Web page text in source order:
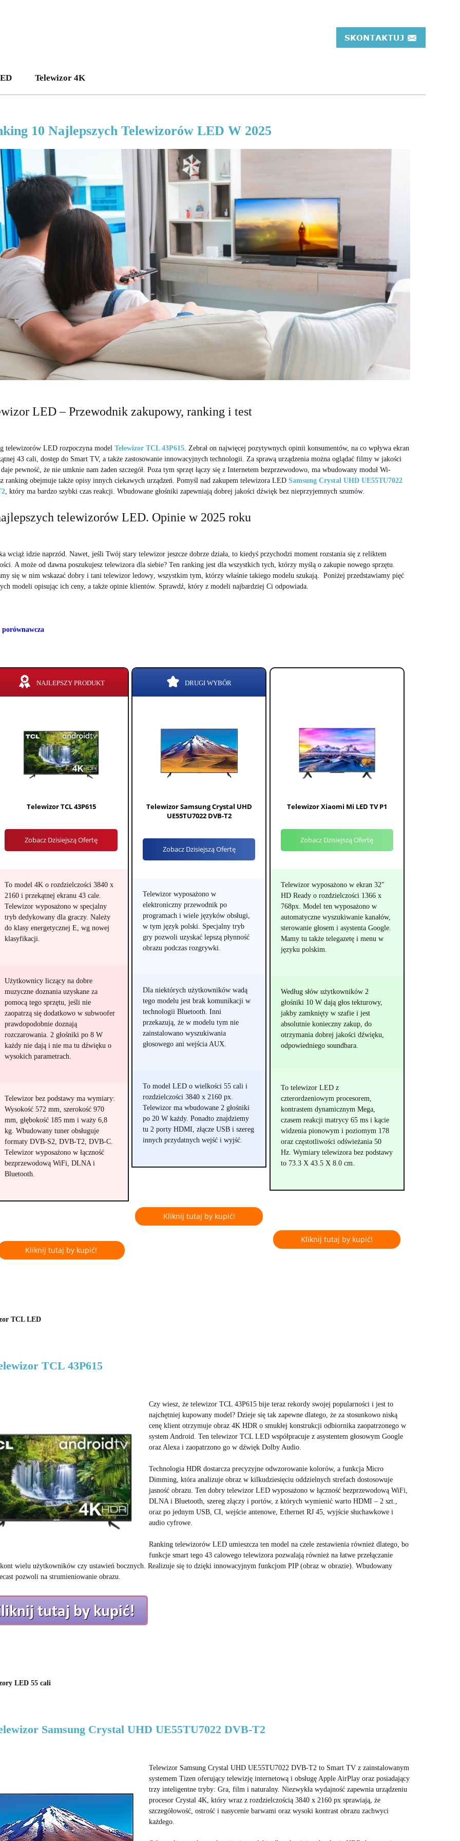
Telewizor 4K
10 Najlepszych Telewizorów LED W 2025
LED – Przewodnik zakupowy, ranking i test
telewizorów LED rozpoczyna model Telewizor TCL 43P615. Zebrał on najwięcej pozytywnych opinii konsumentów, na co wpływa ekran
43 cali, dostęp do Smart TV, a także zastosowanie innowacyjnych technologii. Za sprawą urządzenia można oglądać filmy w jakości
pewność, że nie umknie nam żaden szczegół. Poza tym sprzęt łączy się z Internetem bezprzewodowo, ma wbudowany moduł Wi-
ranking obejmuje także opisy innych ciekawych urządzeń. Pomyśl nad zakupem telewizora LED Samsung Crystal UHD UE55TU7022
, który ma bardzo szybki czas reakcji. Wbudowane głośniki zapewniają dobrej jakości dźwięk bez nieprzyjemnych szumów.
telewizorów LED. Opinie w 2025 roku
wciąż idzie naprzód. Nawet, jeśli Twój stary telewizor jeszcze dobrze działa, to kiedyś przychodzi moment rozstania się z reliktem
A może od dawna poszukujesz telewizora dla siebie? Ten ranking jest dla wszystkich tych, którzy myślą o zakupie nowego sprzętu.
się w nim wskazać dobry i tani telewizor ledowy, wszystkim tym, którzy właśnie takiego modelu szukają. Poniżej przedstawiamy pięć
modeli opisując ich ceny, a także opinie klientów. Sprawdź, który z modeli najbardziej Ci odpowiada.
porównawcza
NAJLEPSZY PRODUKT
Telewizor TCL 43P615
Zobacz Dzisiejszą Ofertę
To model 4K o rozdzielczości 3840 x
2160 i przekątnej ekranu 43 cale.
Telewizor wyposażono w specjalny
tryb dedykowany dla graczy. Należy
do klasy energetycznej E, wg nowej
klasyfikacji.
Użytkownicy liczący na dobre
muzyczne doznania uzyskane za
pomocą tego sprzętu, jeśli nie
zaopatrzą się dodatkowo w subwoofer
prawdopodobnie doznają
rozczarowania. 2 głośniki po 8 W
każdy nie dają i nie ma tu dźwięku o
wysokich parametrach.
Telewizor bez podstawy ma wymiary:
Wysokość 572 mm, szerokość 970
mm, głębokość 185 mm i waży 6,8
kg. Wbudowany tuner obsługuje
formaty DVB-S2, DVB-T2, DVB-C.
Telewizor wyposażono w łączność
bezprzewodową WiFi, DLNA i
Bluetooth.
Kliknij tutaj by kupić!
DRUGI WYBÓR
Telewizor Samsung Crystal UHD
UE55TU7022 DVB-T2
Zobacz Dzisiejszą Ofertę
Telewizor wyposażono w
elektroniczny przewodnik po
programach i wiele języków obsługi,
w tym język polski. Specjalny tryb
gry pozwoli uzyskać lepszą płynność
obrazu podczas rozgrywki.
Dla niektórych użytkowników wadą
tego modelu jest brak komunikacji w
technologii Bluetooth. Inni
przekazują, że w modelu tym nie
zainstalowano wyszukiwania
głosowego ani wejścia AUX.
To model LED o wielkości 55 cali i
rozdzielczości 3840 x 2160 px.
Telewizor ma wbudowane 2 głośniki
po 20 W każdy. Ponadto znajdziemy
tu 2 porty HDMI, złącze USB i szereg
innych przydatnych wejść i wyjść.
Kliknij tutaj by kupić!
Telewizor Xiaomi Mi LED TV P1
Zobacz Dzisiejszą Ofertę
Telewizor wyposażono w ekran 32"
HD Ready o rozdzielczości 1366 x
768px. Model ten wyposażono w
automatyczne wyszukiwanie kanałów,
sterowanie głosem i asystenta Google.
Mamy tu także telegazetę i menu w
języku polskim.
Według słów użytkowników 2
głośniki 10 W dają głos tekturowy,
jakby zamknięty w szafie i jest
absolutnie konieczny zakup, do
otrzymania dobrej jakości dźwięku,
odpowiedniego soundbara.
To telewizor LED z
czterordzeniowym procesorem,
kontrastem dynamicznym Mega,
czasem reakcji matrycy 65 ms i kącie
widzenia pionowym i poziomym 178
oraz częstotliwości odświeżania 50
Hz. Wymiary telewizora bez podstawy
to 73.3 X 43.5 X 8.0 cm.
Kliknij tutaj by kupić!
TCL LED
TCL 43P615
Czy wiesz, że telewizor TCL 43P615 bije teraz rekordy swojej popularności i jest to
najchętniej kupowany model? Dzieje się tak zapewne dlatego, że za stosunkowo niską
cenę klient otrzymuje obraz 4K HDR o smukłej konstrukcji odbiornika zaopatrzonego w
system Android. Ten telewizor TCL LED współpracuje z asystentem głosowym Google
oraz Alexa i zaopatrzono go w dźwięk Dolby Audio.
Technologia HDR dostarcza precyzyjne odwzorowanie kolorów, a funkcja Micro
Dimming, która analizuje obraz w kilkudziesięciu oddzielnych strefach dostosowuje
jasność obrazu. Ten dobry telewizor LED wyposażono w łączność bezprzewodową WiFi,
DLNA i Bluetooth, szereg złączy i portów, z których wymienić warto HDMI – 2 szt.,
oraz po jednym USB, CI, wejście antenowe, Ethernet RJ 45, wyjście słuchawkowe i
audio cyfrowe.
Ranking telewizorów LED umieszcza ten model na czele zestawienia również dlatego, bo
funkcje smart tego 43 calowego telewizora pozwalają również na łatwe przełączanie
wielu użytkowników czy ustawień bocznych. Realizuje się to dzięki innowacyjnym funkcjom PIP (obraz w obrazie). Wbudowany
pozwoli na strumieniowanie obrazu.
LED 55 cali
Samsung Crystal UHD UE55TU7022 DVB-T2
Telewizor Samsung Crystal UHD UE55TU7022 DVB-T2 to Smart TV z zainstalowanym
systemem Tizen oferujący telewizję internetową i obsługę Apple AirPlay oraz posiadający
trzy inteligentne tryby: Gra, film i naturalny. Niezwykła wydajność zapewnia urządzeniu
procesor Crystal 4K, który wraz z rozdzielczością 3840 x 2160 px sprawiają, że
szczegółowość, ostrość i nasycenie barwami oraz wysoki kontrast obrazu zachwyci
każdego.